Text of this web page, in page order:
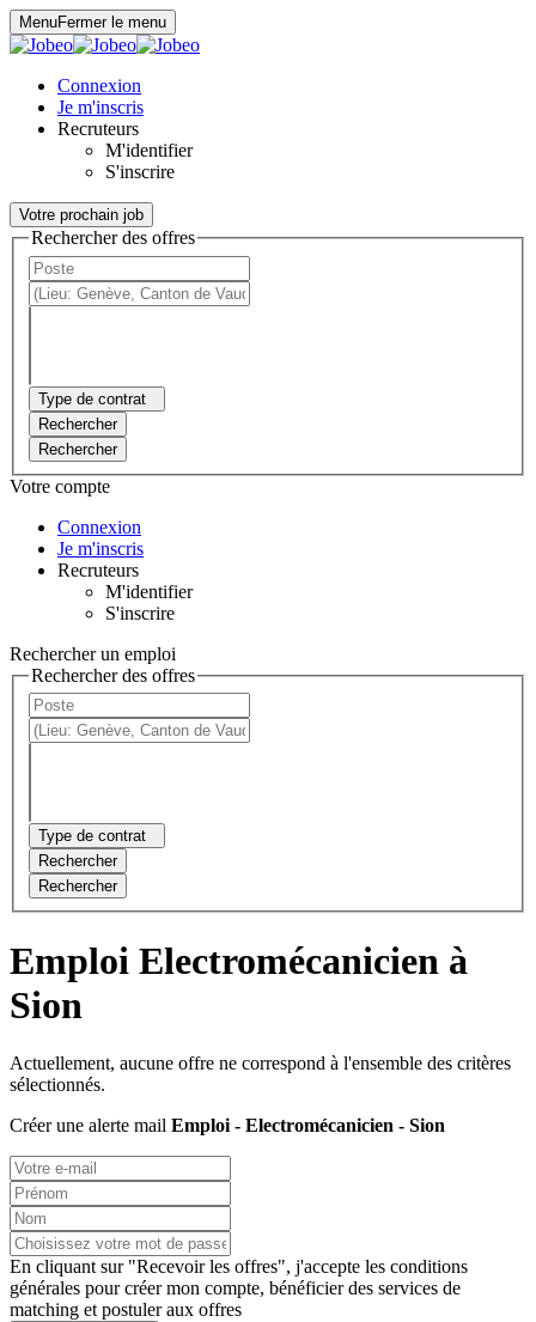
MenuFermer le menu
Connexion
Je m'inscris
Recruteurs
M'identifier
S'inscrire
Votre prochain job
Rechercher des offres
Type de contrat
Rechercher
Rechercher
Votre compte
Connexion
Je m'inscris
Recruteurs
M'identifier
S'inscrire
Rechercher un emploi
Rechercher des offres
Type de contrat
Rechercher
Rechercher
Emploi Electromécanicien à
Sion
Actuellement, aucune offre ne correspond à l'ensemble des critères
sélectionnés.
Créer une alerte mail Emploi - Electromécanicien - Sion
En cliquant sur "Recevoir les offres", j'accepte les conditions
générales pour créer mon compte, bénéficier des services de
matching et postuler aux offres
Panneau de gestion des cookies